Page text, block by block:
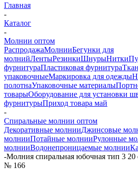
Главная
-
Каталог
-
Молнии оптом
РаспродажаМолнииБегунки для
молнийЛентыРезинкиШнурыНитки
фурнитураПластиковая фурнитура
упаковочныеМаркировка для одежды
полотнаУпаковочные материалы
товарыОборудование для установки
фурнитурыПриход товара май
-
Спиральные молнии оптом
Декоративные молнииДжинсовые
молнииПотайные молнииРулонные
молнииВодонепроницаемые молнии
-Молния спиральная юбочная тип 3 20
№ 166